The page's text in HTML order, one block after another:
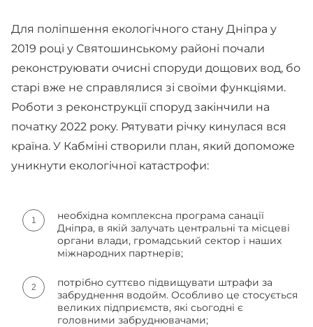
Для поліпшення екологічного стану Дніпра у
2019 році у Святошинському районі почали
реконструювати очисні споруди дощових вод, бо
старі вже не справлялися зі своїми функціями.
Роботи з реконструкції споруд закінчили на
початку 2022 року. Рятувати річку кинулася вся
країна. У Кабміні створили план, який допоможе
уникнути екологічної катастрофи:
необхідна комплексна програма санації
Дніпра, в якій залучать центральні та місцеві
органи влади, громадський сектор і наших
міжнародних партнерів;
потрібно суттєво підвищувати штрафи за
забруднення водойм. Особливо це стосується
великих підприємств, які сьогодні є
головними забруднювачами;